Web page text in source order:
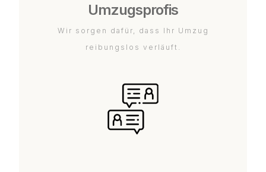
Umzugsprofis
Wir sorgen dafür, dass Ihr Umzug
reibungslos verläuft.